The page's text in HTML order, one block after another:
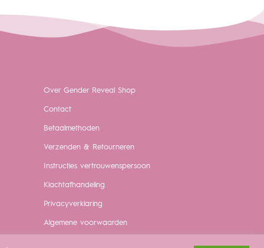
Over Gender Reveal Shop
Contact
Betaalmethoden
Verzenden & Retourneren
Instructies vertrouwenspersoon
Klachtafhandeling
Privacyverklaring
Algemene voorwaarden